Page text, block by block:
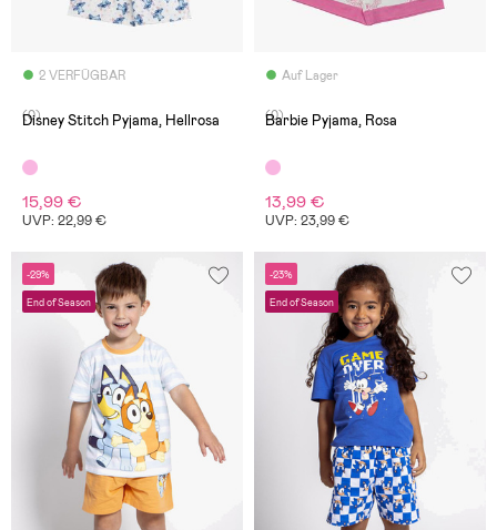
2 VERFÜGBAR
(0)
Disney Stitch Pyjama, Hellrosa
15,99 €
UVP: 22,99 €
Auf Lager
(0)
Barbie Pyjama, Rosa
13,99 €
UVP: 23,99 €
-29%
End of Season
-23%
End of Season